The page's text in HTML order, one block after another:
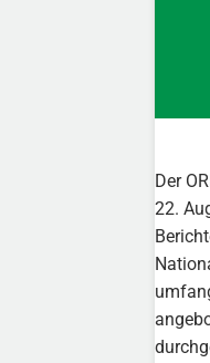
Der
22.